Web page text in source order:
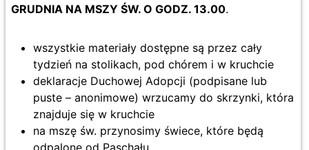
GRUDNIA NA MSZY ŚW. O GODZ. 13.00.
wszystkie materiały dostępne są przez cały
tydzień na stolikach, pod chórem i w kruchcie
deklaracje Duchowej Adopcji (podpisane lub
puste – anonimowe) wrzucamy do skrzynki, która
znajduje się w kruchcie
na mszę św. przynosimy świece, które będą
odpalone od Paschału